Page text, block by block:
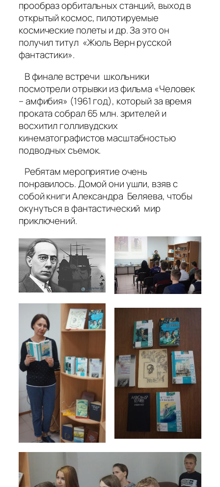
прообраз орбитальных станций, выход в
открытый космос, пилотируемые
космические полеты и др. За это он
получил титул «Жюль Верн русской
фантастики».
В финале встречи школьники
посмотрели отрывки из фильма «Человек
– амфибия» (1961 год), который за время
проката собрал 65 млн. зрителей и
восхитил голливудских
кинематографистов масштабностью
подводных съемок.
Ребятам мероприятие очень
понравилось. Домой они ушли, взяв с
собой книги Александра Беляева, чтобы
окунуться в фантастический мир
приключений.